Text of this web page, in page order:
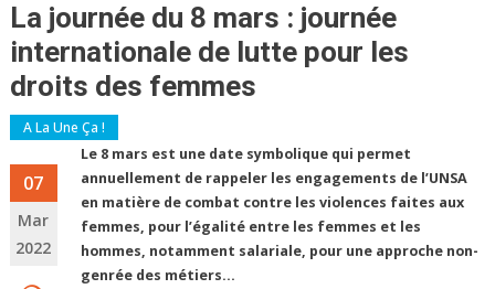
La journée du 8 mars : journée
internationale de lutte pour les
droits des femmes
A La Une Ça !
07
Mar
2022
Le 8 mars est une date symbolique qui permet
annuellement de rappeler les engagements de l’UNSA
en matière de combat contre les violences faites aux
femmes, pour l’égalité entre les femmes et les
hommes, notamment salariale, pour une approche non-
genrée des métiers…